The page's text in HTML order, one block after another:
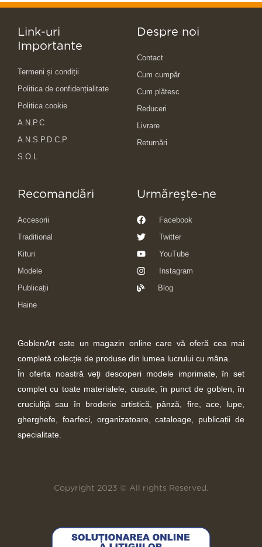
Link-uri
Importante
Termeni și condiții
Politica de confidențialitate
Politica cookie
A.N.P.C
A.N.S.P.D.C.P
S.O.L
Despre noi
Contact
Cum cumpăr
Cum plătesc
Reduceri
Livrare
Returnări
Recomandări
Accesorii
Traditional
Kituri
Modele
Publicații
Haine
Urmărește-ne
Facebook
Twitter
YouTube
Instagram
Blog
GoblenArt este un magazin online care vă oferă cea mai
completă colecție de produse din lumea lucrului cu mâna.
În oferta noastră veţi descoperi modele imprimate, în set
complet cu toate materialele, cusute, în punct de goblen, în
cruciuliţă sau în broderie artistică, pânză, fire, ace, lupe,
gherghefe, foarfeci, organizatoare, cataloage, publicații de
specialitate.
Copyright 2023 © All rights Reserved.